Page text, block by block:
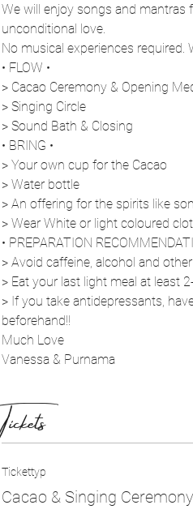
We will enjoy songs and mantras
unconditional love.
No musical experiences
• FLOW •
> Cacao Ceremony & Opening
> Singing Circle
> Sound Bath & Closing
• BRING •
> Your own cup for the Cacao
> Water bottle
> An offering for the spirits like
> Wear White or light coloured
• PREPARATION
> Avoid caffeine, alcohol and
> Eat your last light meal at least
> If you take antidepressants,
beforehand!!
Much Love
Vanessa & Purnama
Tickets
Tickettyp
Cacao & Singing Ceremony